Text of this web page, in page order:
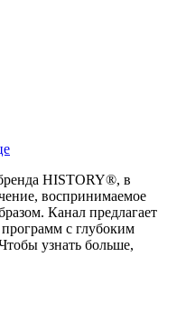
HISTORY®, в
воспринимаемое
Канал предлагает
с глубоким
узнать больше,